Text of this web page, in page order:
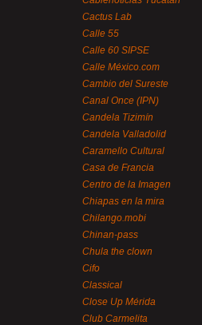
Cactus Lab
Calle 55
Calle 60 SIPSE
Calle México.com
Cambio del Sureste
Canal Once (IPN)
Candela Tizimín
Candela Valladolid
Caramello Cultural
Casa de Francia
Centro de la Imagen
Chiapas en la mira
Chilango.mobi
Chinan-pass
Chula the clown
Cifo
Classical
Close Up Mérida
Club Carmelita